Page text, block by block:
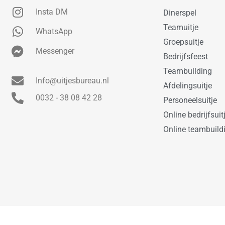
Insta DM
WhatsApp
Messenger
Info@uitjesbureau.nl
0032 - 38 08 42 28
Dinerspel
Teamuitje
Groepsuitje
Bedrijfsfeest
Teambuilding
Afdelingsuitje
Personeelsuitje
Online
Online